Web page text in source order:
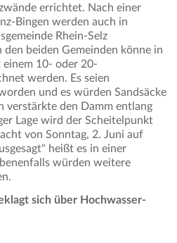
errichtet. Nach einer
Bingen werden auch in
Rhein-Selz
beiden Gemeinden könne in
einem 10- oder 20-
werden. Es seien
und es würden Sandsäcke
verstärkte den Damm entlang
Lage wird der Scheitelpunkt
von Sonntag, 2. Juni auf
heißt es in einer
würden weitere
sich über Hochwasser-